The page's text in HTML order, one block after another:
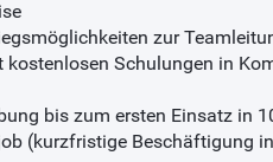
zur
kostenlosen Schulungen in
bis zum ersten Einsatz in
(kurzfristige Beschäftigung